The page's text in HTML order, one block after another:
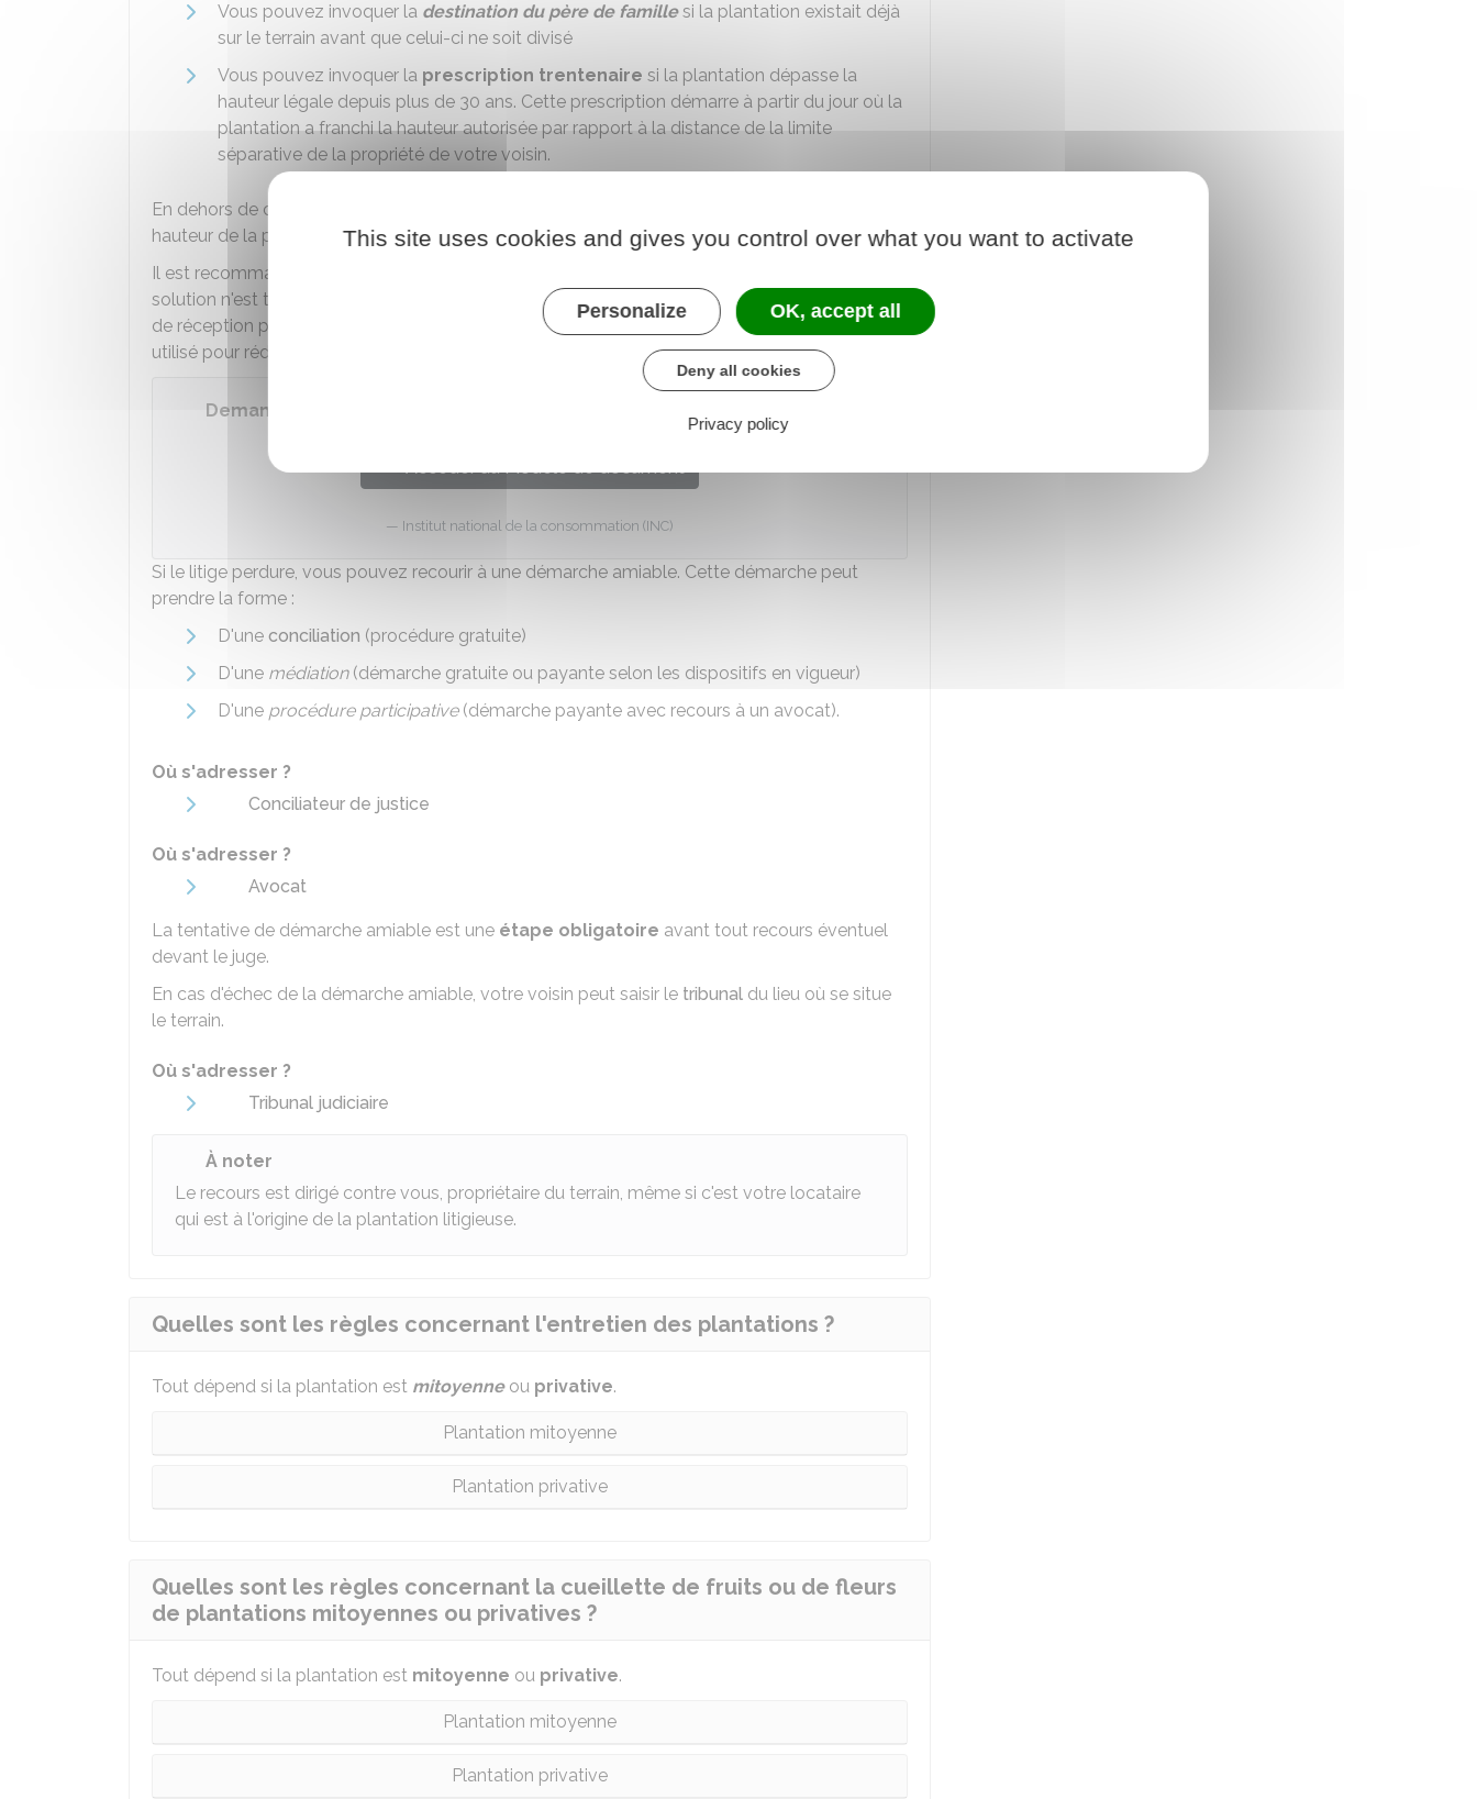
Vous pouvez invoquer la destination du père de famillesi la plantation existait déjà
sur le terrain avant que celui-ci ne soit divisé
Vous pouvez invoquer la prescription trentenaire si la plantation dépasse la
hauteur légale depuis plus de 30 ans. Cette prescription démarre à partir du jour où la
plantation a franchi la hauteur autorisée par rapport à la distance de la limite
séparative de la propriété de votre voisin.
En dehors de ces situations, votre voisin est en droit d'exiger l'arrachage ou la réduction de la
hauteur de la plantation.
Il est recommandé de discuter avec votre voisin pour trouver un compromis. Si aucune
solution n'est trouvée, votre voisin doit vous adresser un courrier recommandé avec accusé
de réception pour signaler la gêne et vous rappeler la réglementation. Un modèle peut être
utilisé pour rédiger ce courrier :
Demander à son voisin de couper ses arbres trop hauts et trop proches
Accéder au Modèle de document
Institut national de la consommation (INC)
Si le litige perdure, vous pouvez recourir à une démarche amiable. Cette démarche peut
prendre la forme :
D'une conciliation (procédure gratuite)
D'une médiation(démarche gratuite ou payante selon les dispositifs en vigueur)
D'une procédure participative(démarche payante avec recours à un avocat).
Où s'adresser ?
Conciliateur de justice
Où s'adresser ?
Avocat
La tentative de démarche amiable est une étape obligatoire avant tout recours éventuel
devant le juge.
En cas d'échec de la démarche amiable, votre voisin peut saisir le tribunal du lieu où se situe
le terrain.
Où s'adresser ?
Tribunal judiciaire
À noter
Le recours est dirigé contre vous, propriétaire du terrain, même si c'est votre locataire
qui est à l'origine de la plantation litigieuse.
Quelles sont les règles concernant l'entretien des plantations ?
Tout dépend si la plantation est mitoyenneou privative.
Plantation mitoyenne
Plantation privative
Quelles sont les règles concernant la cueillette de fruits ou de fleurs
de plantations mitoyennes ou privatives ?
Tout dépend si la plantation est mitoyenne ou privative.
Plantation mitoyenne
Plantation privative
This site uses cookies and gives you control over what you want to activate
Personalize OK, accept all
Deny all cookies
Privacy policy